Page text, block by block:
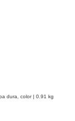
dura, color | 0.91 kg